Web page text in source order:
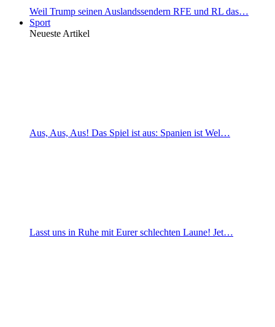
Weil Trump seinen Auslandssendern RFE und RL das…
Sport
Neueste Artikel
Aus, Aus, Aus! Das Spiel ist aus: Spanien ist Wel…
Lasst uns in Ruhe mit Eurer schlechten Laune! Jet…